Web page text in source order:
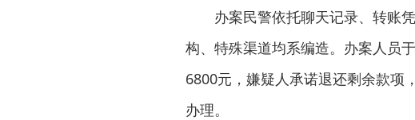
办案民警依托聊天记录、转账
构、特殊渠道均系编造。办案人员
6800元，嫌疑人承诺退还剩余款项
办理。